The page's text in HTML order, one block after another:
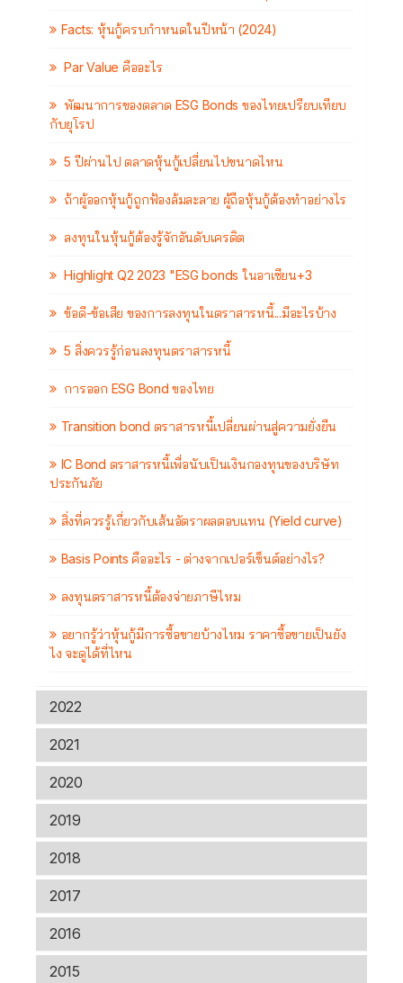
Facts: หุ้นกู้ครบกำหนดในปีหน้า (2024)
Par Value คืออะไร
พัฒนาการของตลาด ESG Bonds ของไทยเปรียบเทียบ
กับยุโรป
5 ปีผ่านไป ตลาดหุ้นกู้เปลี่ยนไปขนาดไหน
ถ้าผู้ออกหุ้นกู้ถูกฟ้องล้มละลาย ผู้ถือหุ้นกู้ต้องทำอย่างไร
ลงทุนในหุ้นกู้ต้องรู้จักอันดับเครดิต
Highlight Q2 2023 "ESG bonds ในอาเซียน+3
ข้อดี-ข้อเสีย ของการลงทุนในตราสารหนี้...มีอะไรบ้าง
5 สิ่งควรรู้ก่อนลงทุนตราสารหนี้
การออก ESG Bond ของไทย
Transition bond ตราสารหนี้เปลี่ยนผ่านสู่ความยั่งยืน
IC Bond ตราสารหนี้เพื่อนับเป็นเงินกองทุนของบริษัท
ประกันภัย
สิ่งที่ควรรู้เกี่ยวกับเส้นอัตราผลตอบแทน (Yield curve)
Basis Points คืออะไร - ต่างจากเปอร์เซ็นต์อย่างไร?
ลงทุนตราสารหนี้ต้องจ่ายภาษีไหม
อยากรู้ว่าหุ้นกู้มีการซื้อขายบ้างไหม ราคาซื้อขายเป็นยัง
ไง จะดูได้ที่ไหน
2022
2021
2020
2019
2018
2017
2016
2015